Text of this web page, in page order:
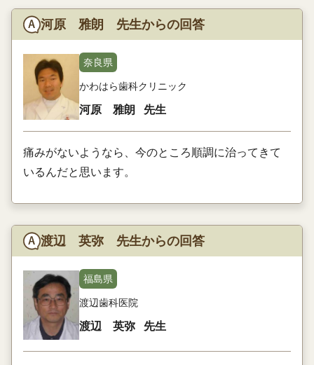
河原 雅朗 先生からの回答
奈良県
かわはら歯科クリニック
河原 雅朗 先生
痛みがないようなら、今のところ順調に治ってきて
いるんだと思います。
渡辺 英弥 先生からの回答
福島県
渡辺歯科医院
渡辺 英弥 先生